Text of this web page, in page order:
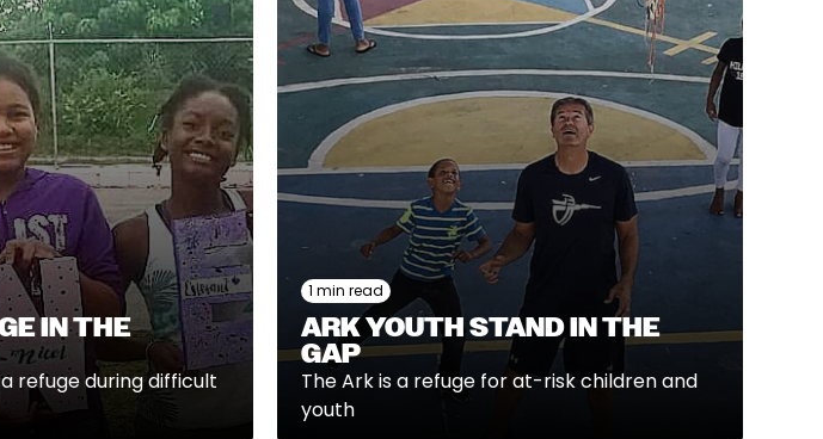
IN THE
refuge during difficult
1 min read
ARK YOUTH STAND IN THE
GAP
The Ark is a refuge for at-risk children and
youth